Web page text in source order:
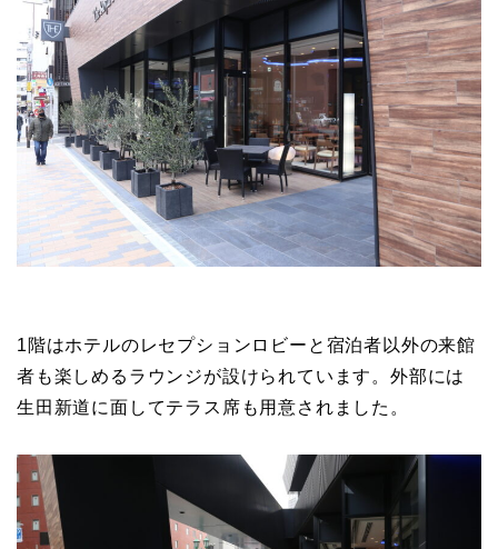
1階はホテルのレセプションロビーと宿泊者以外の来館
者も楽しめるラウンジが設けられています。外部には
生田新道に面してテラス席も用意されました。